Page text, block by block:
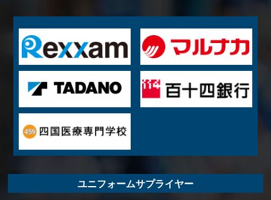
ユニフォームサプライヤー